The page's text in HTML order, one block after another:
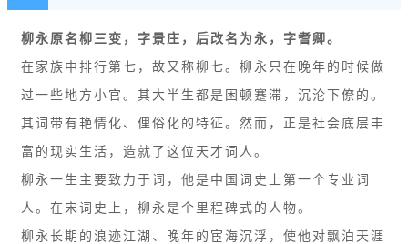
柳永原名柳三变，字景庄，后改名为永，字耆卿。
在家族中排行第七，故又称柳七。柳永只在晚年的时候做
过一些地方小官。其大半生都是困顿蹇滞，沉沦下僚的。
其词带有艳情化、俚俗化的特征。然而，正是社会底层丰
富的现实生活，造就了这位天才词人。
柳永一生主要致力于词，他是中国词史上第一个专业词
人。在宋词史上，柳永是个里程碑式的人物。
柳永长期的浪迹江湖、晚年的宦海沉浮，使他对飘泊天涯